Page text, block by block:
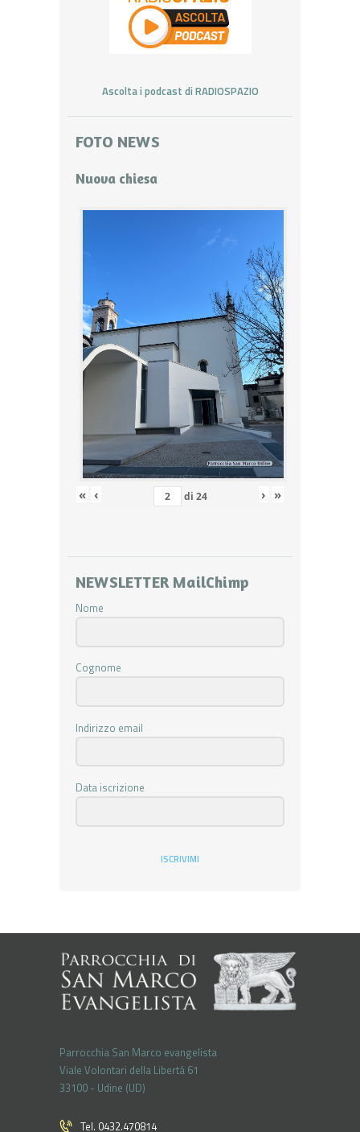
Ascolta i podcast di RADIOSPAZIO
FOTO NEWS
Nuova chiesa
« ‹ di 24 › »
NEWSLETTER MailChimp
Nome
Cognome
Indirizzo email
Data iscrizione
ISCRIVIMI
Parrocchia San Marco evangelista
Viale Volontari della Libertá 61
33100 - Udine (UD)
Tel. 0432.470814